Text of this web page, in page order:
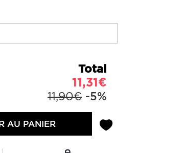
Total
11,31€
11,90€ -5%
AU PANIER